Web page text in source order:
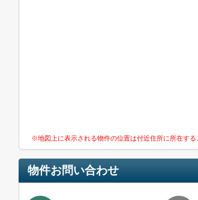
※地図上に表示される物件の位置は付近住所に所在す
物件お問い合わせ